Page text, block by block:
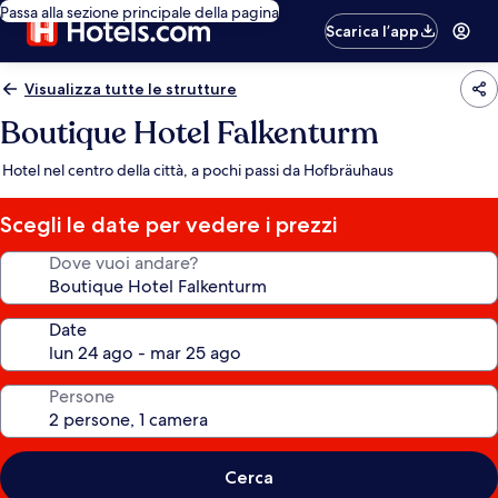
Passa alla sezione principale della pagina
Scarica l’app
Visualizza tutte le strutture
Boutique Hotel Falkenturm
Hotel nel centro della città, a pochi passi da Hofbräuhaus
Scegli le date per vedere i prezzi
Dove vuoi andare?
Date
Persone
Cerca